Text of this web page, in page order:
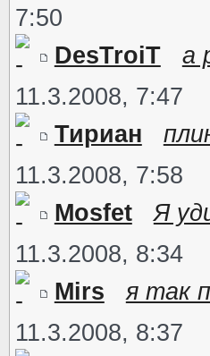
7:50
DesTroiT
а
11.3.2008, 7:47
Тириан
11.3.2008, 7:58
Mosfet
Я
11.3.2008, 8:34
Mirs
я так
11.3.2008, 8:37